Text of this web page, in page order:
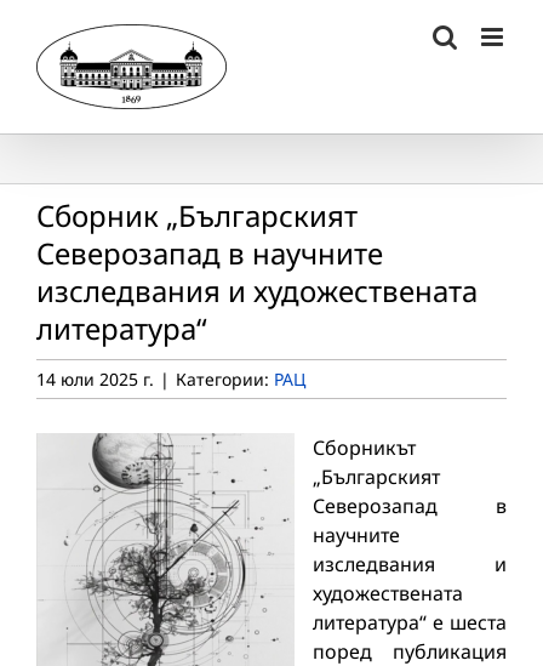
content
Сборник „Българският
Северозапад в научните
изследвания и художествената
литература“
14 юли 2025 г. | Категории: РАЦ
Сборникът
„Българският
Северозапад в
научните
изследвания и
художествената
литература“ е шеста
поред публикация